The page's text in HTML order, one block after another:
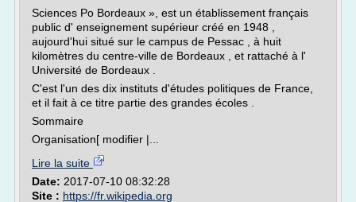
Sciences Po Bordeaux », est un établissement français
public d' enseignement supérieur créé en 1948 ,
aujourd'hui situé sur le campus de Pessac , à huit
kilomètres du centre-ville de Bordeaux , et rattaché à l'
Université de Bordeaux .
C'est l'un des dix instituts d'études politiques de France,
et il fait à ce titre partie des grandes écoles .
Sommaire
Organisation[ modifier |...
Lire la suite
Date: 2017-07-10 08:32:28
Site : https://fr.wikipedia.org